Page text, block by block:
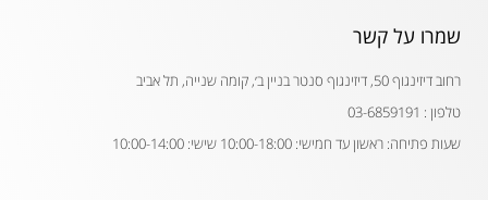
שמרו על קשר
רחוב דיזינגוף 50, דיזינגוף סנטר בניין ב׳, קומה שנייה, תל אביב
טלפון : 03-6859191
שעות פתיחה: ראשון עד חמישי: 10:00-18:00 שישי: 10:00-14:00